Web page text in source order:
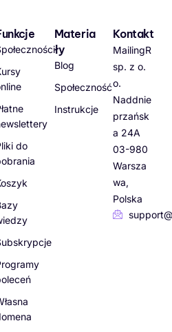
do
Materia
ły
Blog
Społeczność
Instrukcje
Kontakt
MailingR
sp. z o.
o.
Naddnie
przańsk
a 24A
03-980
Warsza
wa,
Polska